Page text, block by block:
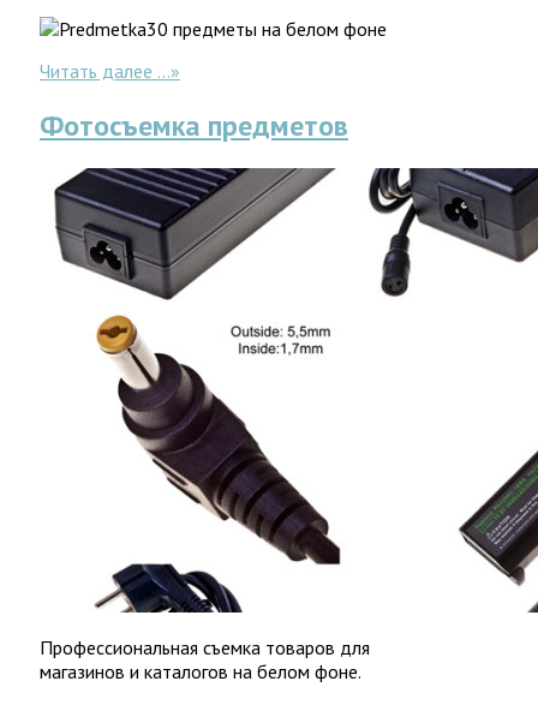
Читать далее ...»
Фотосъемка предметов
Профессиональная съемка товаров для
магазинов и каталогов на белом фоне.